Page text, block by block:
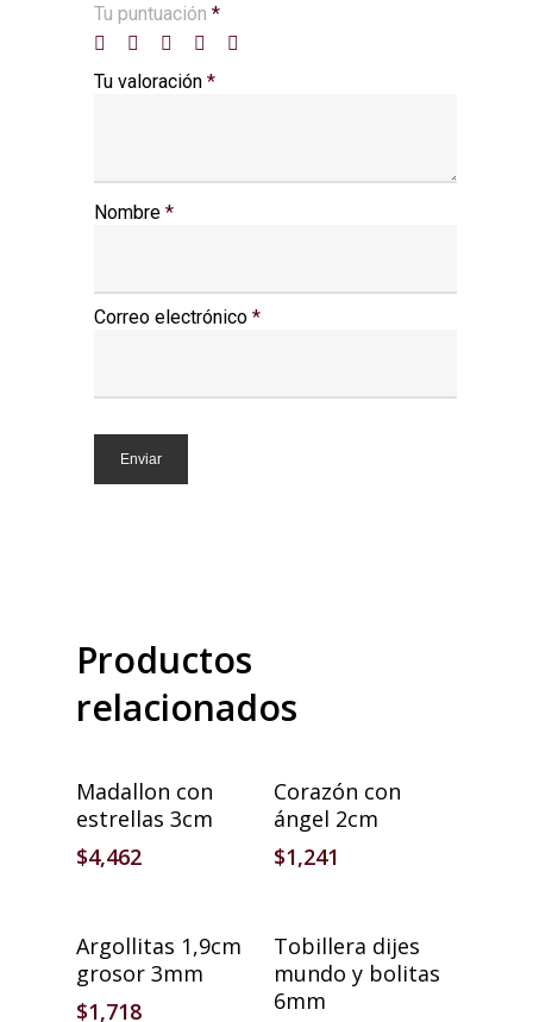
Tu puntuación *
Tu valoración *
Nombre *
Correo electrónico *
Productos
relacionados
Añadir Al Carrito
Madallon con
estrellas 3cm
$4,462
Añadir Al Carrito
Corazón con
ángel 2cm
$1,241
Añadir Al Carrito
Argollitas 1,9cm
grosor 3mm
$1,718
Añadir Al Carrito
Tobillera dijes
mundo y bolitas
6mm